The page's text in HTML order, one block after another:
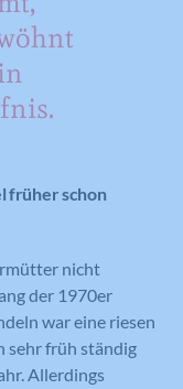
früher schon
nicht
der 1970er
war eine riesen
sehr früh ständig
Allerdings
verwendet,
die
ein Profil des
jedes
mit Dritten